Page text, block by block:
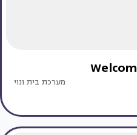
מערכת בית ונוי